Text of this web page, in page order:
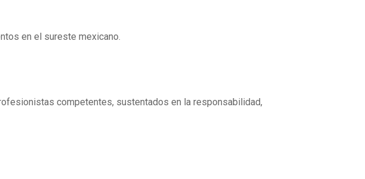
en el sureste mexicano.
competentes, sustentados en la responsabilidad,